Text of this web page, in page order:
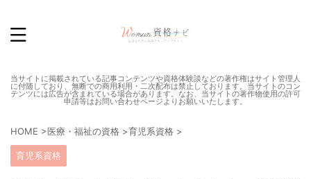
当サイトに掲載されている記事コンテンツや資格体験談などの著作権はサイト管理人
に付随しており、無断での商用利用・二次配布は禁止しております。当サイトのコン
テンツには広告が含まれている場合があります。なお、当サイトの著作物使用の許可
申請等はお問い合わせページよりお願いいたします。
HOME >医療・福祉の資格 >育児系資格 >
育児系資格